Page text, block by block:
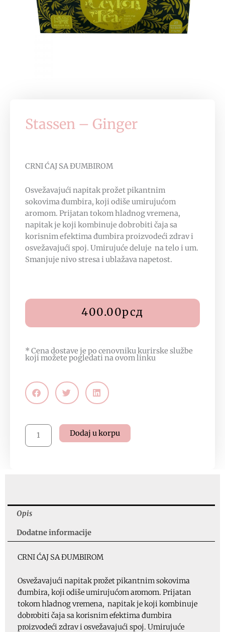
Stassen – Ginger
CRNI ĆAJ SA ĐUMBIROM
Osvežavajući napitak prožet pikantnim
sokovima đumbira, koji odiše umirujućom
aromom. Prijatan tokom hladnog vremena,
napitak je koji kombinuje dobrobiti čaja sa
korisnim efektima đumbira proizvodeći zdrav i
osvežavajući spoj. Umirujuće deluje na telo i um.
Smanjuje nivo stresa i ublažava napetost.
400.00рсд
* Cena dostave je po cenovniku kurirske službe
koji možete pogledati naovom linku
Stassen
Dodaj u korpu
Opis
Dodatne informacije
CRNI ĆAJ SA ĐUMBIROM
Osvežavajući napitak prožet pikantnim sokovima
đumbira, koji odiše umirujućom aromom. Prijatan
tokom hladnog vremena, napitak je koji kombinuje
dobrobiti čaja sa korisnim efektima đumbira
proizvodeći zdrav i osvežavajući spoj. Umirujuće